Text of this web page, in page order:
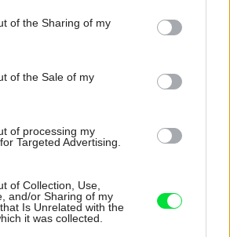
or usage behaviour. You may click to
to Google and its third-party tags to
specified purposes in below Google
of the Sharing of my
of the Sale of my
of processing my
Targeted Advertising.
of Collection, Use,
and/or Sharing of my
Is Unrelated with the
it was collected.
do prania, obliečky
pevnejšie. Starý trik z
už naše babičky